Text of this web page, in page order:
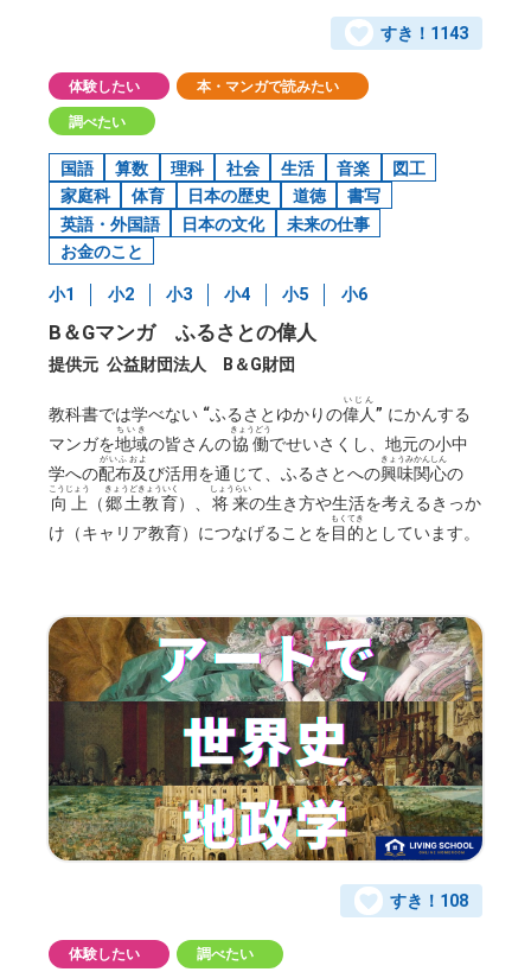
すき！ 1143
体験したい 本・マンガで読みたい
調べたい
国語 算数 理科 社会 生活 音楽
図工
家庭科
体育 日本の歴史 道徳
書写
英語・外国語
日本の文化
未来の仕事
お金のこと
小1 小2 小3 小4 小5 小6
B＆Gマンガ ふるさとの偉人
提供元 公益財団法人 B＆G財団
教科書では学べない “ふるさとゆかりの偉人
いじん
” にかんする
マンガを地域
ちいき
の皆さんの協働
きょうどう
でせいさくし、地元の小中
学への配布及
がいふおよ
び活用を通じて、ふるさとへの興味関心
きょうみかんしん
の
向上
こうじょう
（郷土教育
きょうどきょういく
）、 将来
しょうらい
の生き方や生活を考えるきっか
け（キャリア教育）につなげることを目的
もくてき
としています。
すき！ 108
体験したい 調べたい